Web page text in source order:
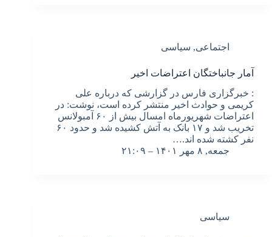
اجتماعی, سیاسی
آمار جانباختگان اعتراضات اخیر
: خبرگزاری فارس در گزارشی که درباره علی
کریمی و حوادث اخیر منتشر کرده است، نوشت: در
اعتراضات شهریورماه امسال بیش از ۶۰ آمبولانس
تخریب شد و ۱۷ بانک به آتش کشیده شد و حدود ۶۰
نفر کشته شده اند.…
جمعه, ۸ مهر ۱۴۰۱ – ۲۱:۰۹
سیاسی